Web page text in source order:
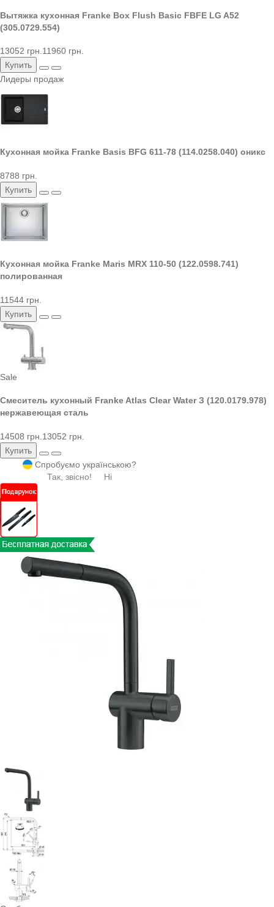
Вытяжка кухонная Franke Box Flush Basic FBFE LG A52
(305.0729.554)
13052 грн.11960 грн.
Купить
Лидеры продаж
Кухонная мойка Franke Basis BFG 611-78 (114.0258.040) оникс
8788 грн.
Купить
Кухонная мойка Franke Maris MRX 110-50 (122.0598.741)
полированная
11544 грн.
Купить
Sale
Смеситель кухонный Franke Atlas Clear Water З (120.0179.978)
нержавеющая сталь
14508 грн. 13052 грн.
Купить
Спробуємо українською?
Так, звісно!
Ні